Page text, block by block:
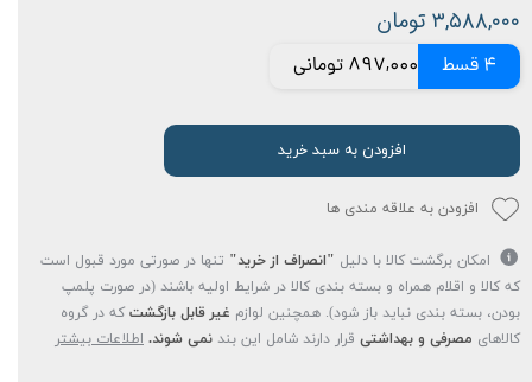
۳,۵۸۸,۰۰۰ تومان
4 قسط 897,000 تومانی
افزودن به سبد خرید
افزودن به علاقه مندی ها
امکان برگشت کالا با دلیل "انصراف از خرید" تنها در صورتی مورد قبول است
که کالا و اقلام همراه و بسته بندی کالا در شرایط اولیه باشند (در صورت پلمپ
بودن، بسته بندی نباید باز شود). همچنین لوازم غیر قابل بازگشت که در گروه
کالاهای مصرفی و بهداشتی قرار دارند شامل این بند نمی شوند. اطلاعات بیشتر